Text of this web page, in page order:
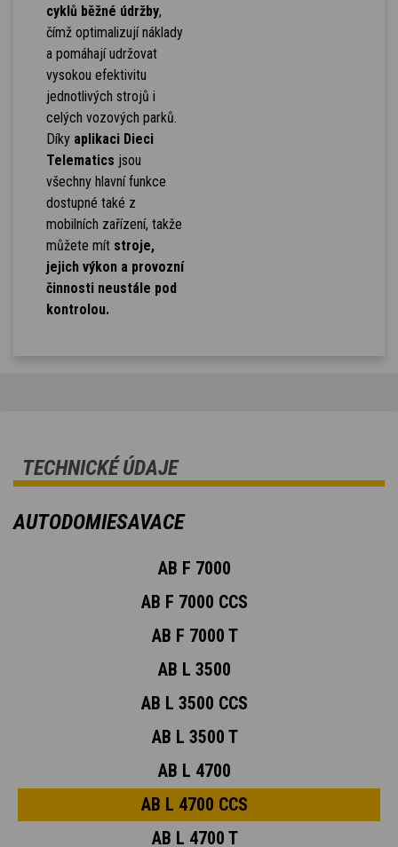
cyklů běžné údržby,
čímž optimalizují náklady
a pomáhají udržovat
vysokou efektivitu
jednotlivých strojů i
celých vozových parků.
Díky aplikaci Dieci
Telematics jsou
všechny hlavní funkce
dostupné také z
mobilních zařízení, takže
můžete mít stroje,
jejich výkon a provozní
činnosti neustále pod
kontrolou.
TECHNICKÉ ÚDAJE
AUTODOMIESAVACE
AB F 7000
AB F 7000 CCS
AB F 7000 T
AB L 3500
AB L 3500 CCS
AB L 3500 T
AB L 4700
AB L 4700 CCS
AB L 4700 T